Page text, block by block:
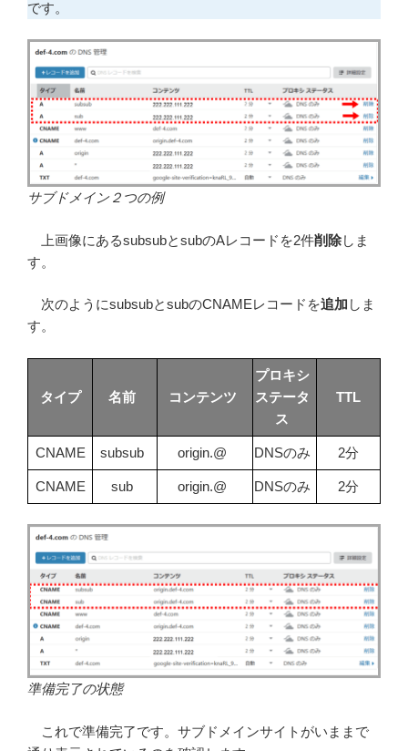
です。
サブドメイン２つの例
上画像にあるsubsubとsubのAレコードを2件削除しま
す。
次のようにsubsubとsubのCNAMEレコードを追加 しま
す。
タイプ 名前 コンテンツ
プロキシ
ステータ
ス
TTL
CNAME subsub origin.@ DNSのみ 2分
CNAME sub origin.@ DNSのみ 2分
準備完了の状態
これで準備完了です。サブドメインサイトがいままで